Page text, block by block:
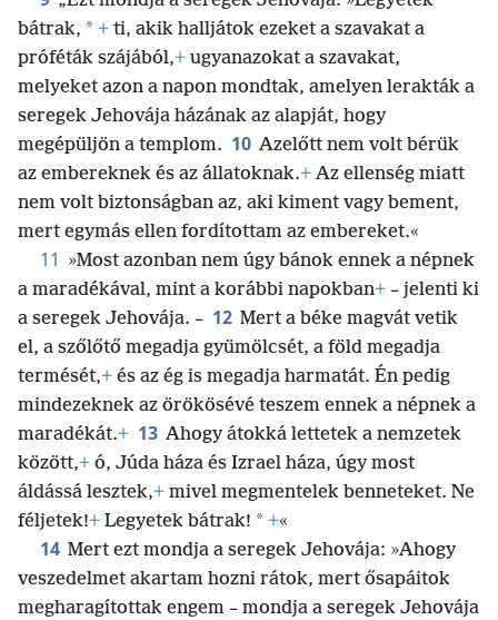
bátrak, * + ti, akik halljátok ezeket a szavakat a
próféták szájából,+ ugyanazokat a szavakat,
melyeket azon a napon mondtak, amelyen lerakták a
seregek Jehovája házának az alapját, hogy
megépüljön a templom. 10 Azelőtt nem volt bérük
az embereknek és az állatoknak.+ Az ellenség miatt
nem volt biztonságban az, aki kiment vagy bement,
mert egymás ellen fordítottam az embereket.«
11 »Most azonban nem úgy bánok ennek a népnek
a maradékával, mint a korábbi napokban+ – jelenti ki
a seregek Jehovája. – 12 Mert a béke magvát vetik
el, a szőlőtő megadja gyümölcsét, a föld megadja
termését,+ és az ég is megadja harmatát. Én pedig
mindezeknek az örökösévé teszem ennek a népnek a
maradékát.+ 13 Ahogy átokká lettetek a nemzetek
között,+ ó, Júda háza és Izrael háza, úgy most
áldássá lesztek,+ mivel megmentelek benneteket. Ne
féljetek!+ Legyetek bátrak! * +«
14 Mert ezt mondja a seregek Jehovája: »Ahogy
veszedelmet akartam hozni rátok, mert ősapáitok
megharagítottak engem – mondja a seregek Jehovája